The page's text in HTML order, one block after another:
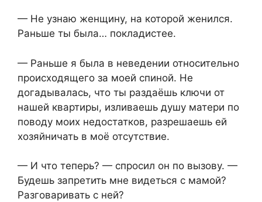
— Не узнаю женщину, на которой женился.
Раньше ты была… покладистее.
— Раньше я была в неведении относительно
происходящего за моей спиной. Не
догадывалась, что ты раздаёшь ключи от
нашей квартиры, изливаешь душу матери по
поводу моих недостатков, разрешаешь ей
хозяйничать в моё отсутствие.
— И что теперь? — спросил он по вызову. —
Будешь запретить мне видеться с мамой?
Разговаривать с ней?